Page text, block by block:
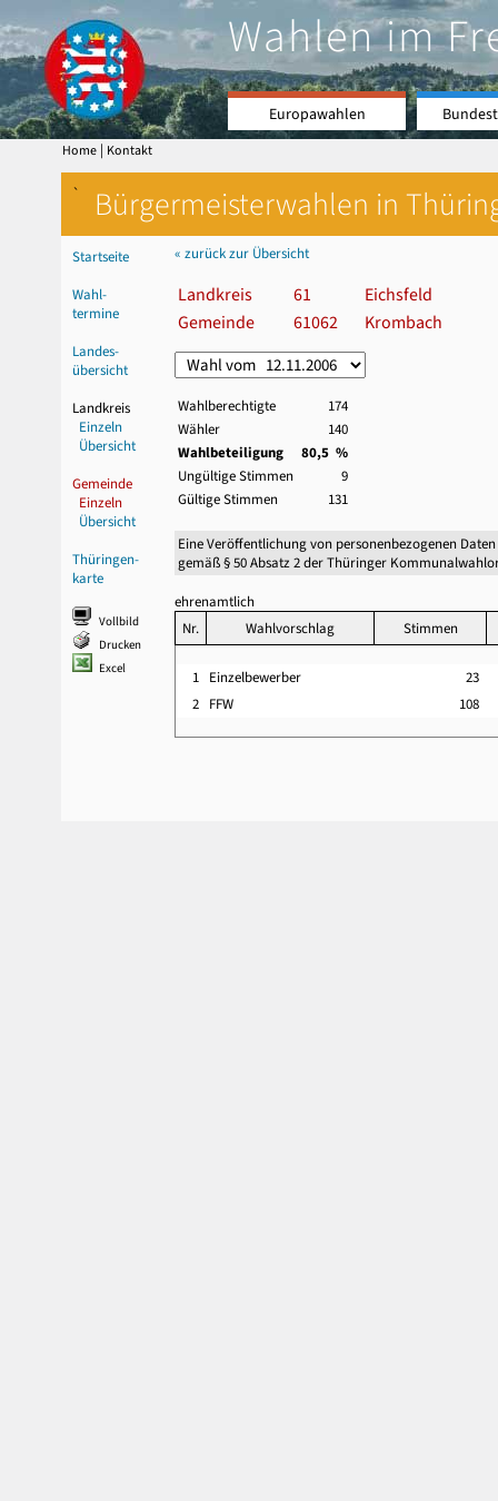
Wahlen im
Europawahlen
Home | Kontakt
` Bürgermeisterwahlen in
Startseite
Wahl-
termine
Landes-
übersicht
Landkreis
Einzeln
Übersicht
Gemeinde
Einzeln
Übersicht
Thüringen-
karte
Vollbild
Drucken
Excel
« zurück zur Übersicht
Landkreis 61
Eichsfeld
Gemeinde
61062 Krombach
Wahlberechtigte
174
Wähler
140
Wahlbeteiligung
80,5 %
Ungültige Stimmen
9
Gültige Stimmen
131
Eine Veröffentlichung von personenbezogenen
gemäß § 50 Absatz 2 der Thüringer
ehrenamtlich
Nr.
Wahlvorschlag Stimmen
1 Einzelbewerber
23
2 FFW 108